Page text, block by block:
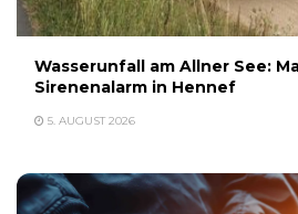
Wasserunfall am Allner See:
Sirenenalarm in Hennef
5. AUGUST 2026